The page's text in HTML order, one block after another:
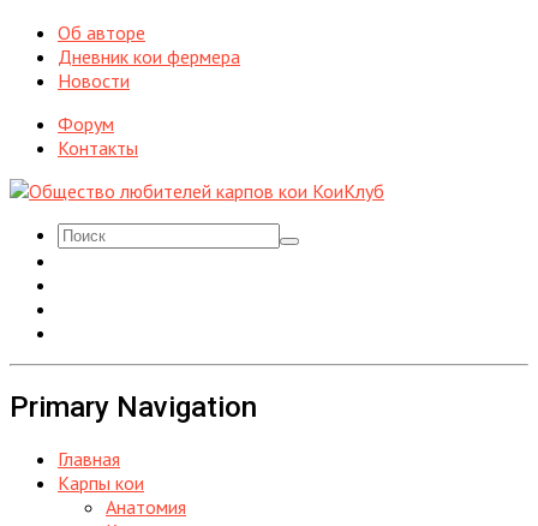
Об авторе
Дневник кои фермера
Новости
Форум
Контакты
Primary Navigation
Главная
Карпы кои
Анатомия